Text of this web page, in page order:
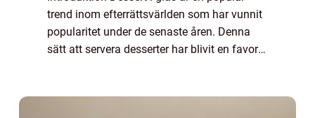
trend inom efterrättsvärlden som har vunnit
popularitet under de senaste åren. Denna
sätt att servera desserter har blivit en favorit